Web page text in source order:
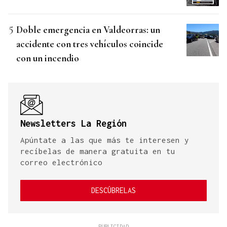
Doble emergencia en Valdeorras: un
accidente con tres vehículos coincide
con un incendio
Newsletters La Región
Apúntate a las que más te interesen y
recíbelas de manera gratuita en tu
correo electrónico
DESCÚBRELAS